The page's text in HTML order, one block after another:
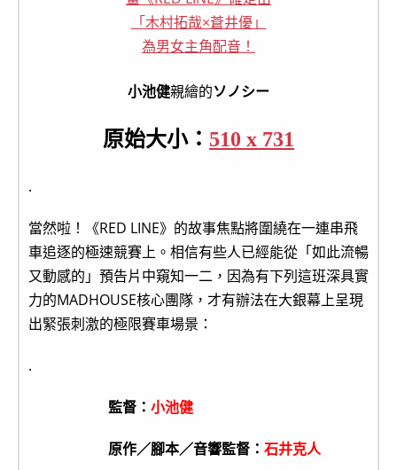
小池健親繪的ソノシー
原始大小： 510 x 731
.
當然啦！《RED LINE》的故事焦點將圍繞在一連串飛
車追逐的極速競賽上。相信有些人已經能從「如此流暢
又動感的」預告片中窺知一二，因為有下列這班深具實
力的MADHOUSE核心團隊，才有辦法在大銀幕上呈現
出緊張刺激的極限賽車場景：
.
監督： 小池健
原作／腳本／音響監督： 石井克人